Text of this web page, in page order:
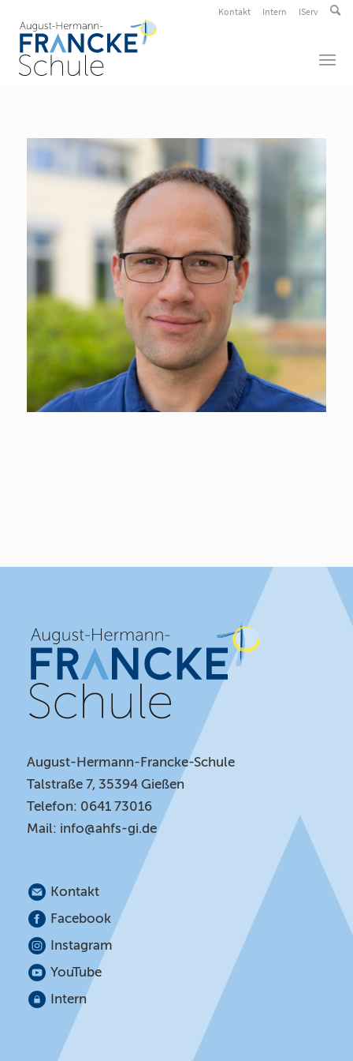
Kontakt Intern IServ
August-Hermann-Francke-Schule
Talstraße 7, 35394 Gießen
Telefon: 0641 73016
Mail: info@ahfs-gi.de
Kontakt
Facebook
Instagram
YouTube
Intern